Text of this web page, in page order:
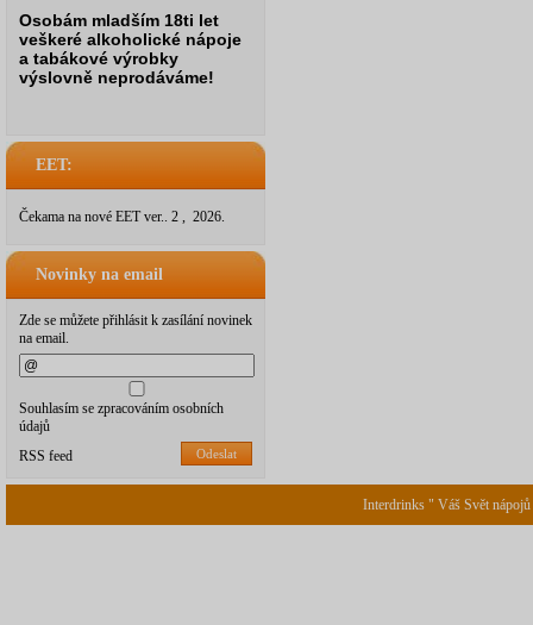
Osobám mladším 18ti let
veškeré alkoholické nápoje
a tabákové výrobky
výslovně neprodáváme!
EET:
Čekama na nové EET ver.. 2 , 2026.
Novinky na email
Zde se můžete přihlásit k zasílání novinek
na email.
Souhlasím se zpracováním osobních
údajů
Odeslat
RSS feed
Interdrinks " Váš Svět